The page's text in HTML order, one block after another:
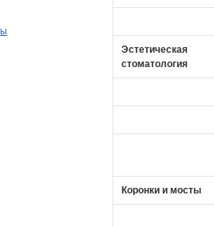
Эстетическая
стоматология
Коронки и мосты